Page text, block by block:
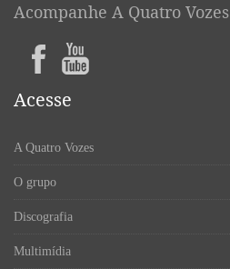
Acompanhe A Quatro Vozes
Acesse
A Quatro Vozes
O grupo
Discografia
Multimídia